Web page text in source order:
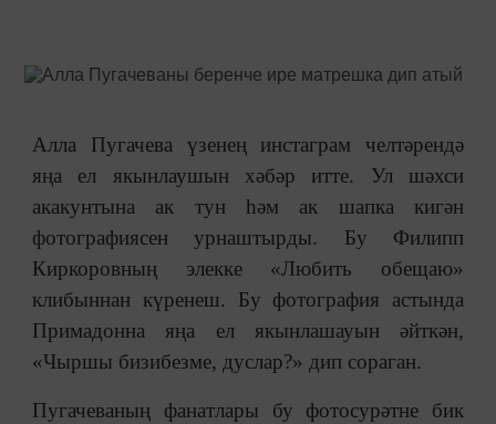
Алла Пугачева үзенең инстаграм челтәрендә
яңа ел якынлаушын хәбәр итте. Ул шәхси
акакунтына ак тун һәм ак шапка кигән
фотографиясен урнаштырды. Бу Филипп
Киркоровның элекке «Любить обещаю»
клибыннан күренеш. Бу фотография астында
Примадонна яңа ел якынлашауын әйткән,
«Чыршы бизибезме, дуслар?» дип сораган.
Пугачеваның фанатлары бу фотосурәтне бик